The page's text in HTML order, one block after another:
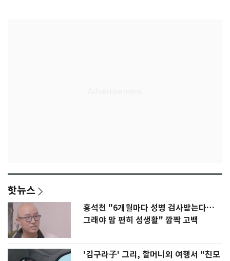
핫뉴스
홍석천 "6개월마다 성병 검사받는다…
그래야 맘 편히 성생활" 깜짝 고백
'김구라子' 그리, 할머니외 여행서 "친모